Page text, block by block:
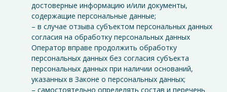
достоверные информацию и/или документы,
содержащие персональные данные;
– в случае отзыва субъектом персональных данных
согласия на обработку персональных данных
Оператор вправе продолжить обработку
персональных данных без согласия субъекта
персональных данных при наличии оснований,
указанных в Законе о персональных данных;
– самостоятельно определять состав и перечень